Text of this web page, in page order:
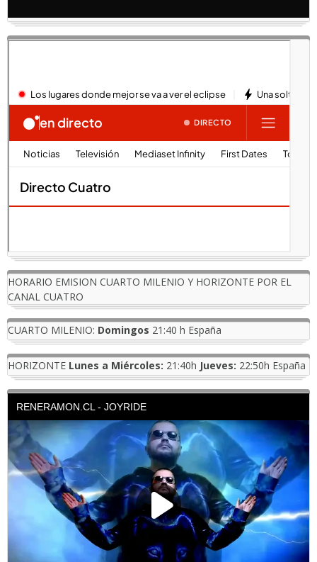
HORARIO EMISION CUARTO MILENIO Y HORIZONTE POR EL
CANAL CUATRO
CUARTO MILENIO: Domingos 21:40 h España
HORIZONTE Lunes a Miércoles: 21:40h Jueves: 22:50h España